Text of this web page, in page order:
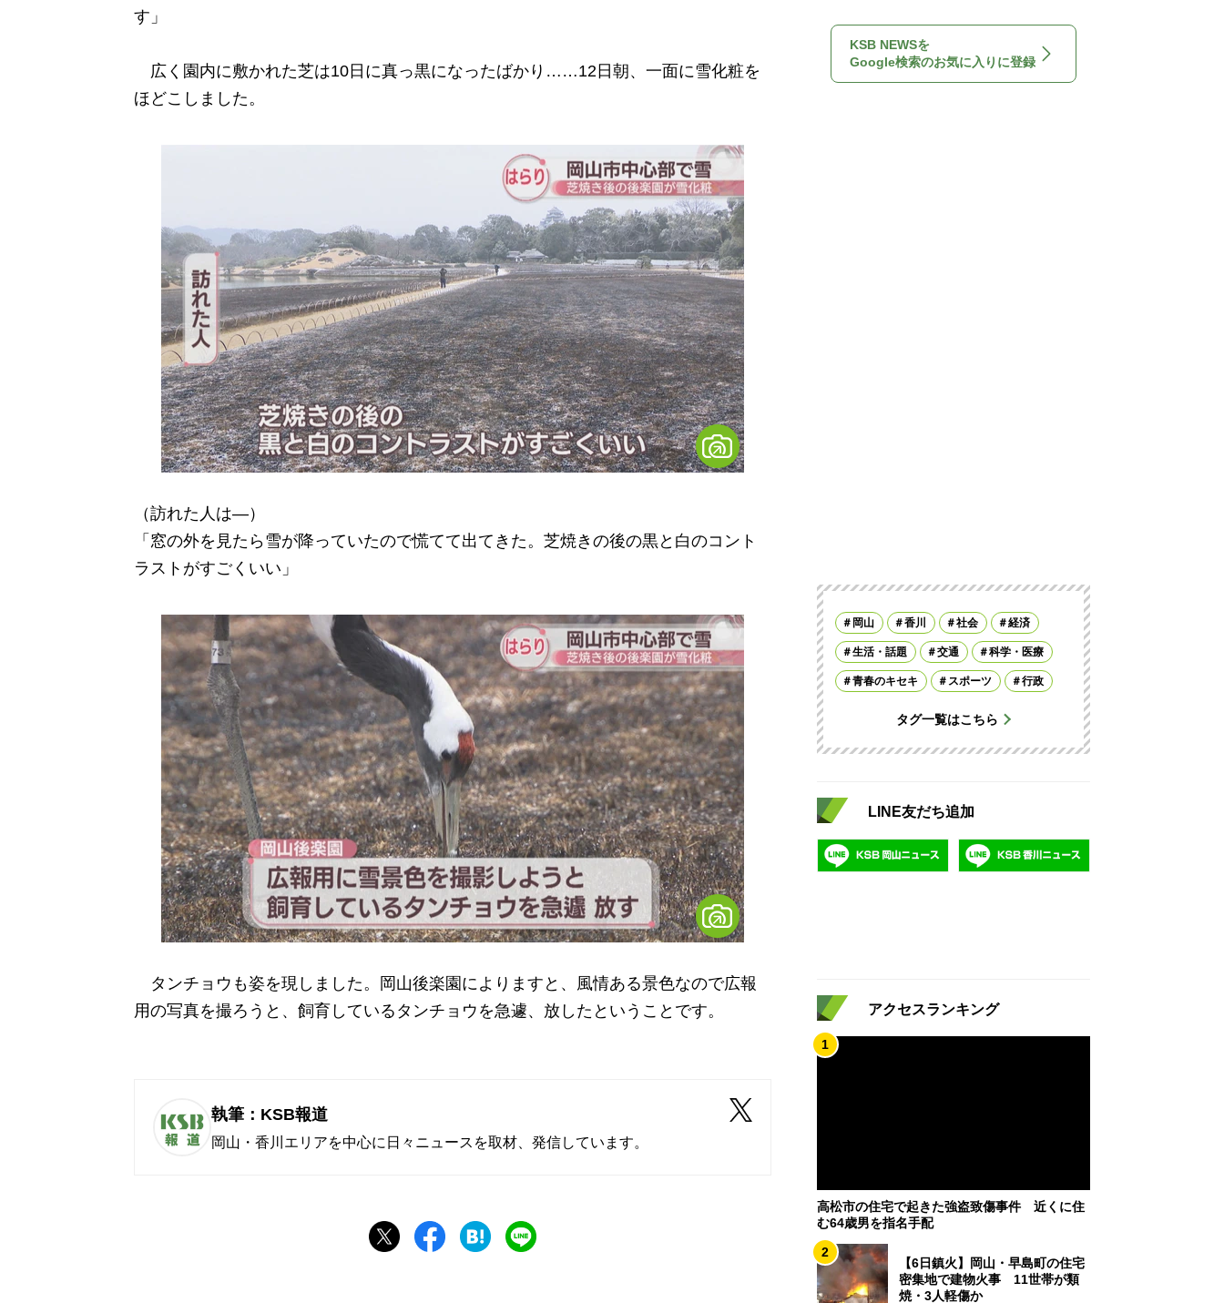
す」
広く園内に敷かれた芝は10日に真っ黒になったばかり……12日朝、一面に雪化粧を
ほどこしました。
（訪れた人は―）
「窓の外を見たら雪が降っていたので慌てて出てきた。芝焼きの後の黒と白のコント
ラストがすごくいい」
タンチョウも姿を現しました。岡山後楽園によりますと、風情ある景色なので広報
用の写真を撮ろうと、飼育しているタンチョウを急遽、放したということです。
執筆：KSB報道
岡山・香川エリアを中心に日々ニュースを取材、発信しています。
KSB NEWSを
Google検索のお気に入りに登録
岡山 香川 社会 経済
生活・話題 交通 科学・医療
青春のキセキ スポーツ 行政
タグ一覧はこちら
LINE友だち追加
アクセスランキング
1
高松市の住宅で起きた強盗致傷事件 近くに住
む64歳男を指名手配
2
【6日鎮火】岡山・早島町の住宅
密集地で建物火事 11世帯が類
焼・3人軽傷か